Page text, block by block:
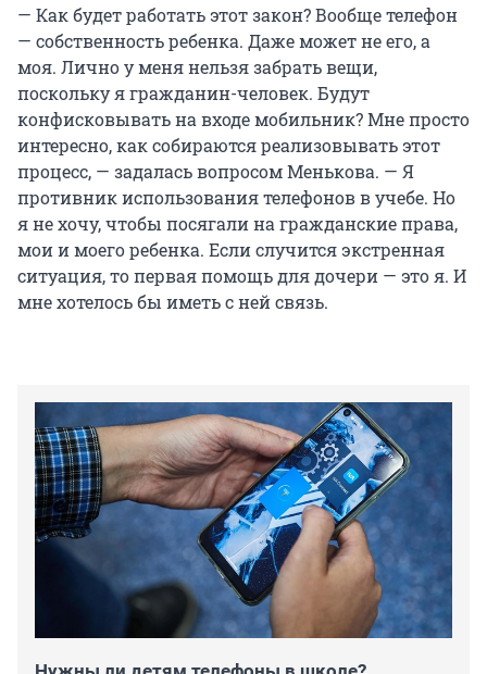
— Как будет работать этот закон? Вообще телефон
— собственность ребенка. Даже может не его, а
моя. Лично у меня нельзя забрать вещи,
поскольку я гражданин-человек. Будут
конфисковывать на входе мобильник? Мне просто
интересно, как собираются реализовывать этот
процесс, — задалась вопросом Менькова. — Я
противник использования телефонов в учебе. Но
я не хочу, чтобы посягали на гражданские права,
мои и моего ребенка. Если случится экстренная
ситуация, то первая помощь для дочери — это я. И
мне хотелось бы иметь с ней связь.